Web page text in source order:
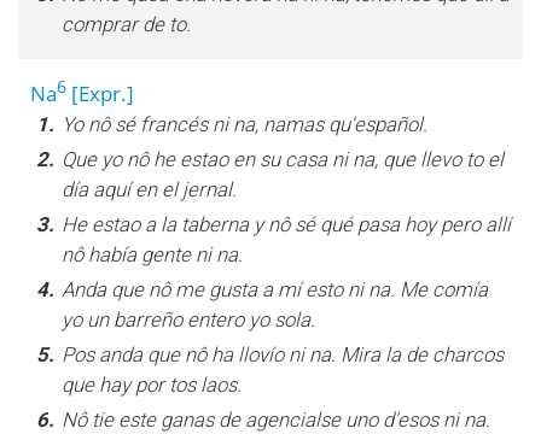
comprar de to.
Na6 [Expr.]
1. Yo nô sé francés ni na, namas qu'español.
2. Que yo nô he estao en su casa ni na, que llevo to el
día aquí en el jernal.
3. He estao a la taberna y nô sé qué pasa hoy pero allí
nô había gente ni na.
4. Anda que nô me gusta a mí esto ni na. Me comía
yo un barreño entero yo sola.
5. Pos anda que nô ha llovío ni na. Mira la de charcos
que hay por tos laos.
6. Nô tie este ganas de agencialse uno d'esos ni na.